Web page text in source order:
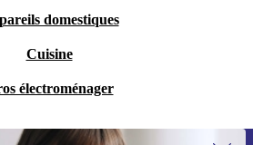
domestiques
Cuisine
électroménager